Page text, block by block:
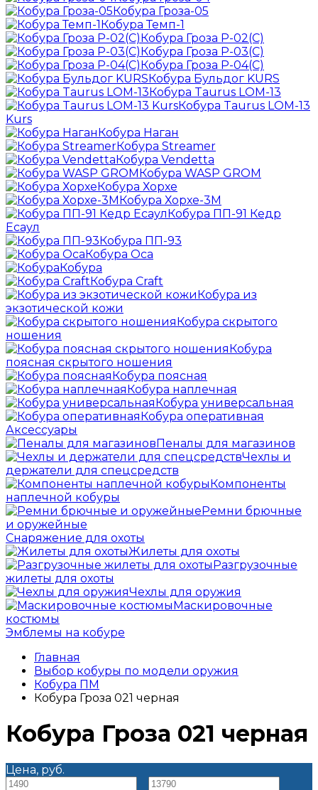
Кобура Гроза-05
Кобура Темп-1
Кобура Гроза Р-02(С)
Кобура Гроза Р-03(С)
Кобура Гроза Р-04(С)
Кобура Бульдог KURS
Кобура Taurus LOM-13
Кобура Taurus LOM-13
Kurs
Кобура Наган
Кобура Streamer
Кобура Vendetta
Кобура WASP GROM
Кобура Хорхе
Кобура Хорхе-3М
Кобура ПП-91 Кедр
Есаул
Кобура ПП-93
Кобура Оса
Кобура
Кобура Craft
Кобура из
экзотической кожи
Кобура скрытого
ношения
Кобура
поясная скрытого ношения
Кобура поясная
Кобура наплечная
Кобура универсальная
Кобура оперативная
Аксессуары
Пеналы для магазинов
Чехлы и
держатели для спецсредств
Компоненты
наплечной кобуры
Ремни брючные
и оружейные
Снаряжение для охоты
Жилеты для охоты
Разгрузочные
жилеты для охоты
Чехлы для оружия
Маскировочные
костюмы
Эмблемы на кобуре
Главная
Выбор кобуры по модели оружия
Кобура ПМ
Кобура Гроза 021 черная
Кобура Гроза 021 черная
Цена, руб.